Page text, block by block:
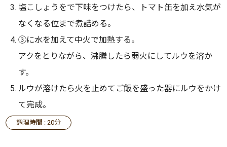
塩こしょうをで下味をつけたら、トマト缶を加え水気が
なくなる位まで煮詰める。
③に水を加えて中火で加熱する。
アクをとりながら、沸騰したら弱火にしてルウを溶か
す。
ルウが溶けたら火を止めてご飯を盛った器にルウをかけ
て完成。
調理時間 : 20分